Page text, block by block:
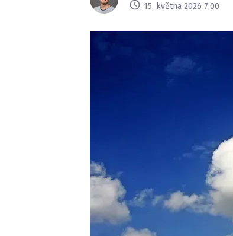
15. května 2026 7:00